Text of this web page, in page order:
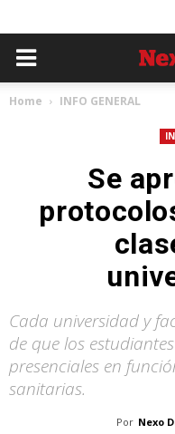
Home INFO GENERAL
Se
Cada universidad y
de que los
presenciales en
sanitarias.
Por Nexo